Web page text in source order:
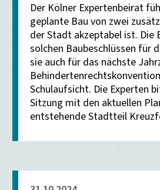
Der Kölner Expertenbeirat
geplante Bau von zwei
der Stadt akzeptabel ist. Die
solchen Baubeschlüssen für
sie auch für das nächste
Schulaufsicht. Die Experten
Sitzung mit den aktuellen
entstehende Stadtteil